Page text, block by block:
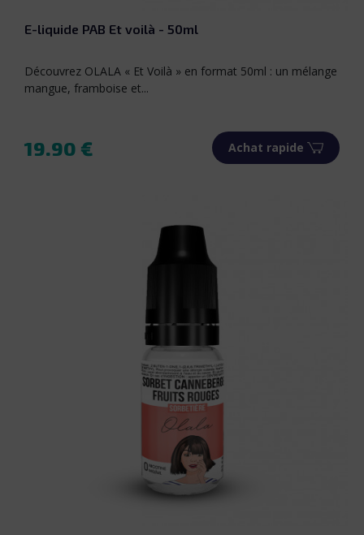
E-liquide PAB Et voilà - 50ml
Découvrez OLALA « Et Voilà » en format 50ml : un mélange
mangue, framboise et...
Prix
19.90 € Achat rapide